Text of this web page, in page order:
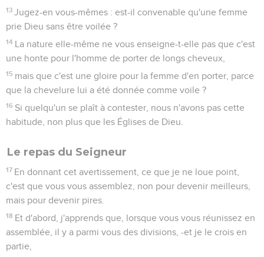
13 Jugez-en vous-mêmes : est-il convenable qu'une femme
prie Dieu sans être voilée ?
14 La nature elle-même ne vous enseigne-t-elle pas que c'est
une honte pour l'homme de porter de longs cheveux,
15 mais que c'est une gloire pour la femme d'en porter, parce
que la chevelure lui a été donnée comme voile ?
16 Si quelqu'un se plaît à contester, nous n'avons pas cette
habitude, non plus que les Églises de Dieu.
Le repas du Seigneur
17 En donnant cet avertissement, ce que je ne loue point,
c'est que vous vous assemblez, non pour devenir meilleurs,
mais pour devenir pires.
18 Et d'abord, j'apprends que, lorsque vous vous réunissez en
assemblée, il y a parmi vous des divisions, -et je le crois en
partie,